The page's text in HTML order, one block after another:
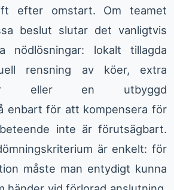
efter omstart. Om teamet
beslut slutar det vanligtvis
nödlösningar: lokalt tillagda
rensning av köer, extra
eller en utbyggd
enbart för att kompensera för
inte är förutsägbart.
är enkelt: för
måste man entydigt kunna